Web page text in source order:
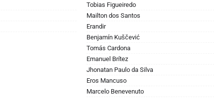
Tobias Figueiredo
Mailton dos Santos
Erandir
Benjamín Kuščević
Tomás Cardona
Emanuel Brítez
Jhonatan Paulo da Silva
Eros Mancuso
Marcelo Benevenuto